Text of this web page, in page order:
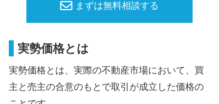
まずは無料相談する
実勢価格とは
実勢価格とは、実際の不動産市場において、買
主と売主の合意のもとで取引が成立した価格の